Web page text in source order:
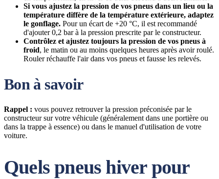
Si vous ajustez la pression de vos pneus dans un lieu ou la
température diffère de la température extérieure, adaptez
le gonflage. Pour un écart de +20 °C, il est recommandé
d'ajouter 0,2 bar à la pression prescrite par le constructeur.
Contrôlez et ajustez toujours la pression de vos pneus à
froid, le matin ou au moins quelques heures après avoir roulé.
Rouler réchauffe l'air dans vos pneus et fausse les relevés.
Bon à savoir
Rappel : vous pouvez retrouver la pression préconisée par le
constructeur sur votre véhicule (généralement dans une portière ou
dans la trappe à essence) ou dans le manuel d'utilisation de votre
voiture.
Quels pneus hiver pour